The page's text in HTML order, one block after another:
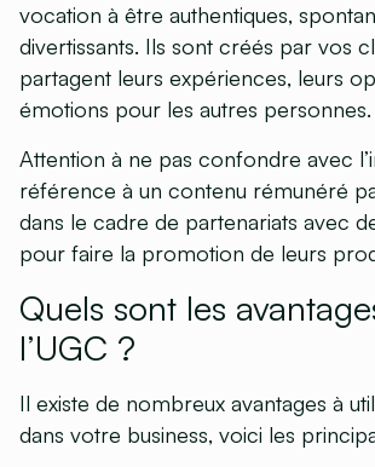
vocation à être authentiques,
divertissants. Ils sont créés par vos
partagent leurs expériences, leurs
émotions pour les autres personnes.
Attention à ne pas confondre avec
référence à un contenu rémunéré
dans le cadre de partenariats avec
pour faire la promotion de leurs
Quels sont les
l’UGC ?
Il existe de nombreux avantages à
dans votre business, voici les